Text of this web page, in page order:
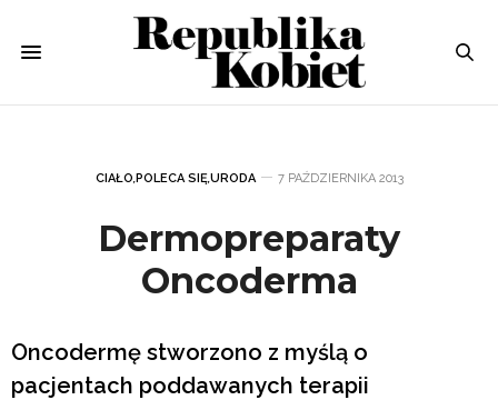
CIAŁO,POLECA SIĘ,URODA 7 PAŹDZIERNIKA 2013
Dermopreparaty
Oncoderma
Oncodermę stworzono z myślą o
pacjentach poddawanych terapii